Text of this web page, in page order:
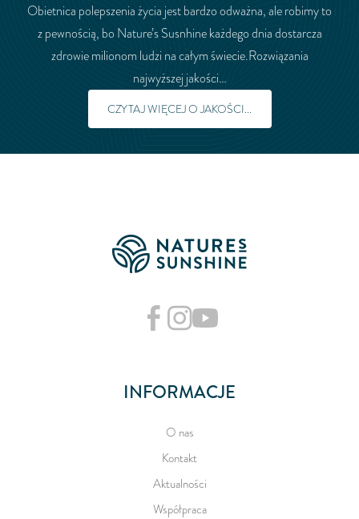
Obietnica polepszenia życia jest bardzo odważna, ale robimy to
z pewnością, bo Nature’s Susnhine każdego dnia dostarcza
zdrowie milionom ludzi na całym świecie.Rozwiązania
najwyższej jakości…
CZYTAJ WIĘCEJ O JAKOŚCI...
INFORMACJE
O nas
Kontakt
Aktualności
Współpraca